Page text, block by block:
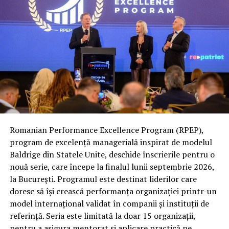
ascultăm și că suntem aici pentru a face diferența în
viața oamenilor din Constanța.”
Această inițiativă este o dovadă a angajamentului
Cezarei Popescu față de o administrație mai deschisă și
mai receptivă, iar reacțiile inițiale din partea comunității
au fost extrem de pozitive. Orașul Constanța are acum
ocazia să își exprime direct preocupările și să fie parte
activă în crearea unui viitor mai bun pentru toți
The post Primăria Constanța ți-a dat block? Cezara
Popescu de ascultă!appeared first onINCISIV TV.
ARTICOLE PE ACEIASI TEMA:
URMATORUL
ALTERNATIVA TV LIVE
NU RATATI
Romanian Performance Excellence Program (RPEP),
program de excelență managerială inspirat de modelul
Baldrige din Statele Unite, deschide înscrierile pentru o
nouă serie, care începe la finalul lunii septembrie 2026,
la București. Programul este destinat liderilor care
doresc să își crească performanța organizației printr-un
model internațional validat în companii și instituții de
referință. Seria este limitată la doar 15 organizații,